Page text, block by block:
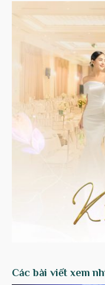
Các bài viết xem